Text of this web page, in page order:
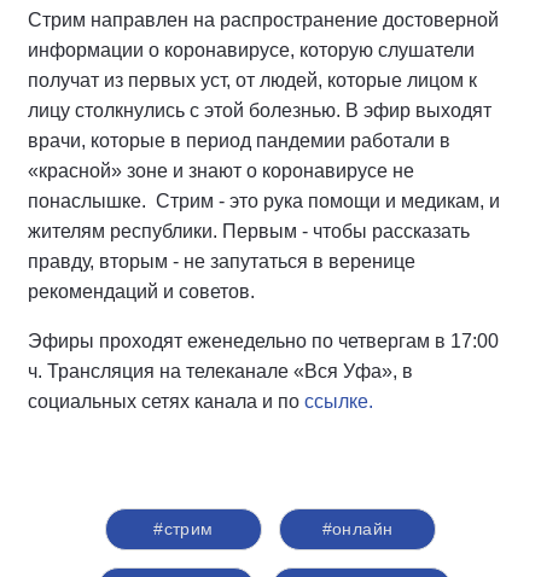
Стрим направлен на распространение достоверной
информации о коронавирусе, которую слушатели
получат из первых уст, от людей, которые лицом к
лицу столкнулись с этой болезнью. В эфир выходят
врачи, которые в период пандемии работали в
«красной» зоне и знают о коронавирусе не
понаслышке. Стрим - это рука помощи и медикам, и
жителям республики. Первым - чтобы рассказать
правду, вторым - не запутаться в веренице
рекомендаций и советов.
Эфиры проходят еженедельно по четвергам в 17:00
ч. Трансляция на телеканале «Вся Уфа», в
социальных сетях канала и по ссылке.
#стрим #онлайн